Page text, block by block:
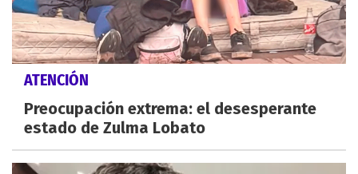
ATENCIÓN
Preocupación extrema: el desesperante
estado de Zulma Lobato